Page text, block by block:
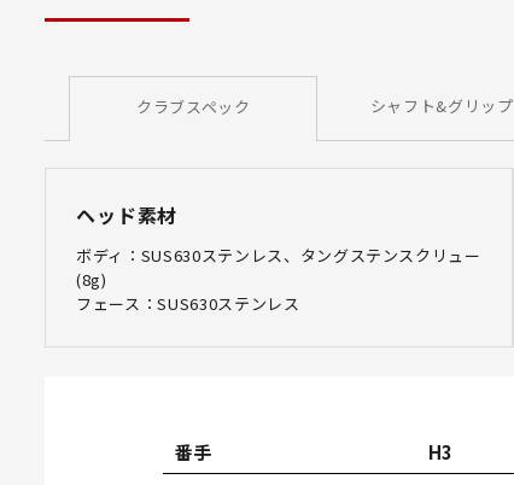
クラブスペック シャフト&グリップ
ヘッド素材
ボディ：SUS630ステンレス、タングステンスクリュー
(8g)
フェース：SUS630ステンレス
番手 H3